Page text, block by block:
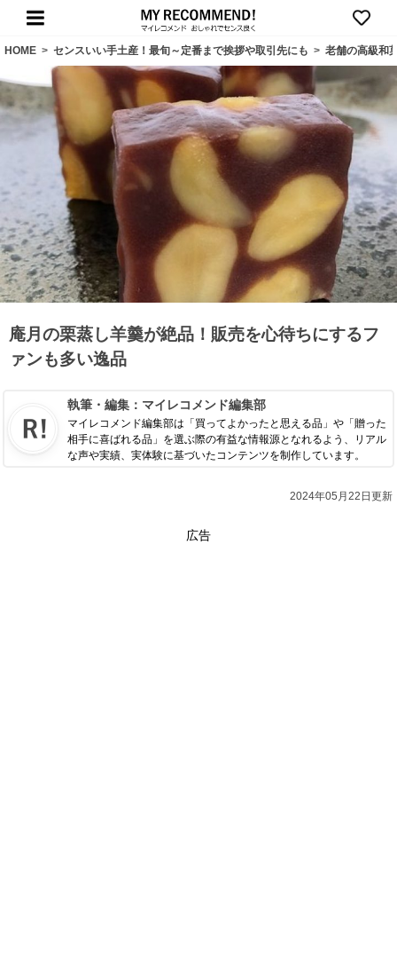
HOME > センスいい手土産！最旬～定番まで挨拶や取引先にも > 老舗の高級和
庵月の栗蒸し羊羹が絶品！販売を心待ちにするフ
ァンも多い逸品
執筆・編集： マイレコメンド編集部
マイレコメンド編集部は「買ってよかったと思える品」や「贈った
相手に喜ばれる品」を選ぶ際の有益な情報源となれるよう、リアル
な声や実績、実体験に基づいたコンテンツを制作しています。
2024年05月22日更新
広告